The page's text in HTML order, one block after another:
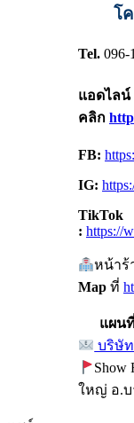
โ
Tel.
แอดไลน์
คลิก
FB:
IG:
TikTok
: https://
หน้าร้
Map ที่
แผนที่
บริษั
Show
ใหญ่ อ.บ